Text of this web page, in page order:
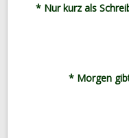
* Nur kurz als
* Morgen